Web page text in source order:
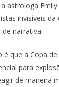
astróloga
invisíveis
narrativa.
é que a Copa
para
de maneira